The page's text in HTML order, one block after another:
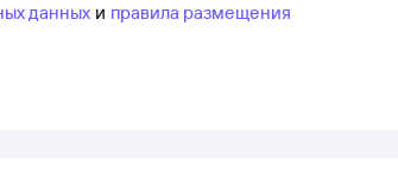
данных и правила размещения